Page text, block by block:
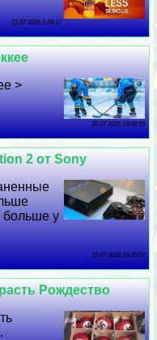
21 07 2026 5:24:17
>
20 07 2026 19:48:55
2 от Sony
больше у
19 07 2026 10:35:57
Рождество